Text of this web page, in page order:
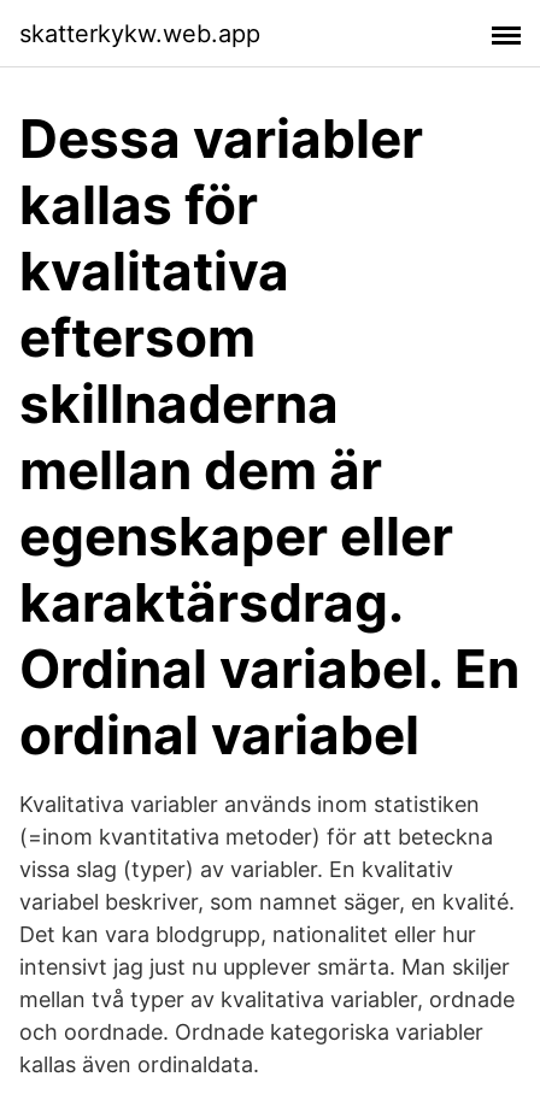
skatterkykw.web.app
Dessa variabler
kallas för
kvalitativa
eftersom
skillnaderna
mellan dem är
egenskaper eller
karaktärsdrag.
Ordinal variabel. En
ordinal variabel
Kvalitativa variabler används inom statistiken
(=inom kvantitativa metoder) för att beteckna
vissa slag (typer) av variabler. En kvalitativ
variabel beskriver, som namnet säger, en kvalité.
Det kan vara blodgrupp, nationalitet eller hur
intensivt jag just nu upplever smärta. Man skiljer
mellan två typer av kvalitativa variabler, ordnade
och oordnade. Ordnade kategoriska variabler
kallas även ordinaldata.